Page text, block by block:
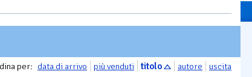
per: data di arrivo più venduti titolo autore uscita